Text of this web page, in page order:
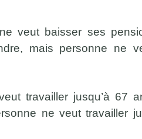
veut baisser ses
mais personne ne
travailler jusqu’à 67
ne veut travailler